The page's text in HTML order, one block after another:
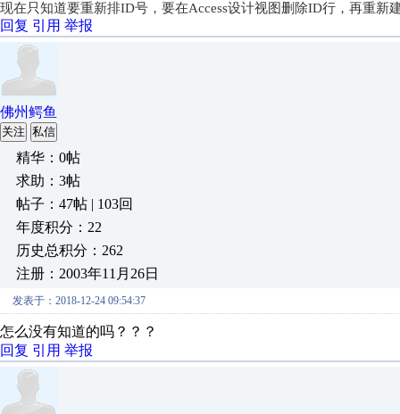
现在只知道要重新排ID号，要在Access设计视图删除ID行，再重新
回复 引用 举报
佛州鳄鱼
关注 私信
精华：0帖
求助：3帖
帖子：47帖 | 103回
年度积分：22
历史总积分：262
注册：2003年11月26日
发表于：2018-12-24 09:54:37
怎么没有知道的吗？？？
回复 引用 举报